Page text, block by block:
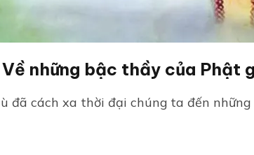
những bậc thầy của Phật
đã cách xa thời đại chúng ta đến những